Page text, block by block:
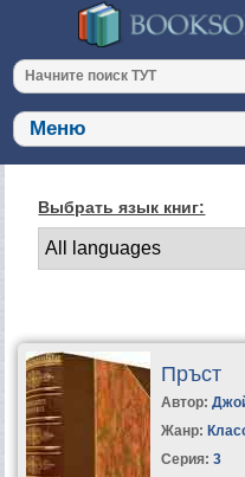
Выбрать язык книг:
Пръст
Автор:
Жанр:
Серия: 3